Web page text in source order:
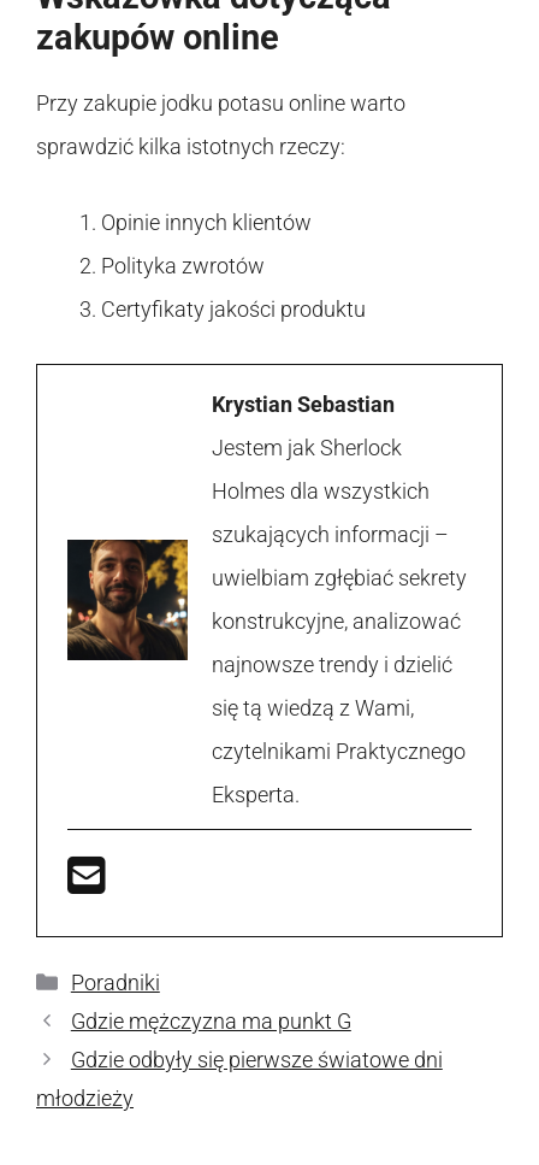
zakupów online
Przy zakupie jodku potasu online warto
sprawdzić kilka istotnych rzeczy:
Opinie innych klientów
Polityka zwrotów
Certyfikaty jakości produktu
Krystian Sebastian
Jestem jak Sherlock
Holmes dla wszystkich
szukających informacji –
uwielbiam zgłębiać sekrety
konstrukcyjne, analizować
najnowsze trendy i dzielić
się tą wiedzą z Wami,
czytelnikami Praktycznego
Eksperta.
Kategorie
Poradniki
Gdzie mężczyzna ma punkt G
Gdzie odbyły się pierwsze światowe dni
młodzieży